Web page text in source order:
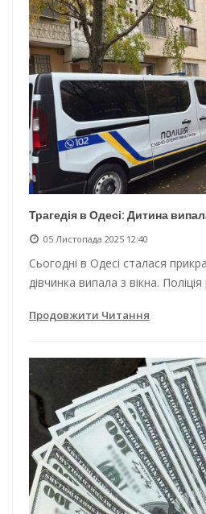
Трагедія в Одесі: Дитина
05 Листопада 2025 12:40
Сьогодні в Одесі сталася
дівчинка випала з вікна.
Продовжити Читання